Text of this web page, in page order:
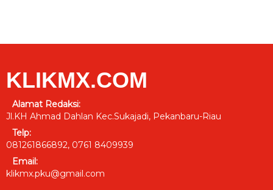
KLIKMX.COM
Alamat Redaksi:
Jl.KH Ahmad Dahlan Kec.Sukajadi, Pekanbaru-Riau
Telp:
081261866892, 0761 8409939
Email:
klikmx.pku@gmail.com